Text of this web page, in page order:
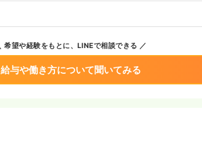
希望や経験をもとに、LINEで相談できる
給与や働き方について聞いてみる